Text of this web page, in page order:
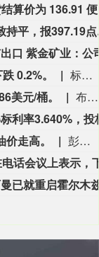
明晟公司MSCI北欧
0.2%。
标普 500 指数触及盘中低点，下跌 0.2%。
美元/桶。
布伦特原油日内涨3%，现报81.86美元/桶。
走高。
彭博美元现货指数上涨 0.2%，油价走高。